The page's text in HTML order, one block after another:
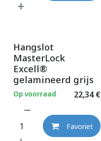
Hangslot
MasterLock
Excell®
gelamineerd grijs
22,34€
Op voorraad
Favoriet